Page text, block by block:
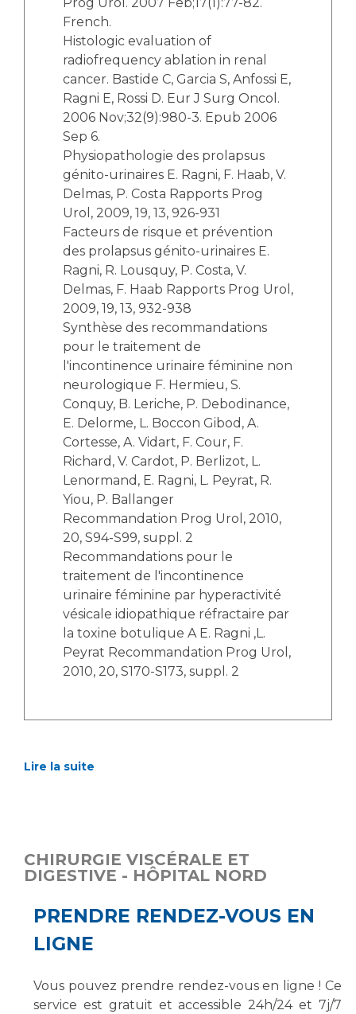
French.
Histologic evaluation of
radiofrequency ablation in renal
cancer. Bastide C, Garcia S, Anfossi E,
Ragni E, Rossi D. Eur J Surg Oncol.
2006 Nov;32(9):980-3. Epub 2006
Sep 6.
Physiopathologie des prolapsus
génito-urinaires E. Ragni, F. Haab, V.
Delmas, P. Costa Rapports Prog
Urol, 2009, 19, 13, 926-931
Facteurs de risque et prévention
des prolapsus génito-urinaires E.
Ragni, R. Lousquy, P. Costa, V.
Delmas, F. Haab Rapports Prog Urol,
2009, 19, 13, 932-938
Synthèse des recommandations
pour le traitement de
l'incontinence urinaire féminine non
neurologique F. Hermieu, S.
Conquy, B. Leriche, P. Debodinance,
E. Delorme, L. Boccon Gibod, A.
Cortesse, A. Vidart, F. Cour, F.
Richard, V. Cardot, P. Berlizot, L.
Lenormand, E. Ragni, L. Peyrat, R.
Yiou, P. Ballanger
Recommandation Prog Urol, 2010,
20, S94-S99, suppl. 2
Recommandations pour le
traitement de l'incontinence
urinaire féminine par hyperactivité
vésicale idiopathique réfractaire par
la toxine botulique A E. Ragni ,L.
Peyrat Recommandation Prog Urol,
2010, 20, S170-S173, suppl. 2
Lire la suite
CHIRURGIE VISCÉRALE ET
DIGESTIVE - HÔPITAL NORD
PRENDRE RENDEZ-VOUS EN
LIGNE
Vous pouvez prendre rendez-vous en ligne ! Ce
service est gratuit et accessible 24h/24 et 7j/7